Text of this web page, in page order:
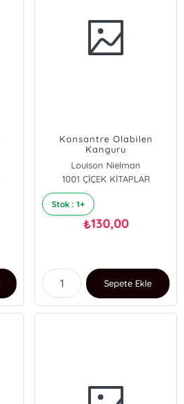
Konsantre Olabilen
Kanguru
Louison Nielman
1001 ÇİÇEK KİTAPLAR
Stok : 1+
₺130,00
Sepete Ekle